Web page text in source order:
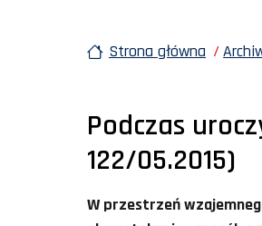
Strona główna
Podczas
122/05.2015)
W przestrzeń